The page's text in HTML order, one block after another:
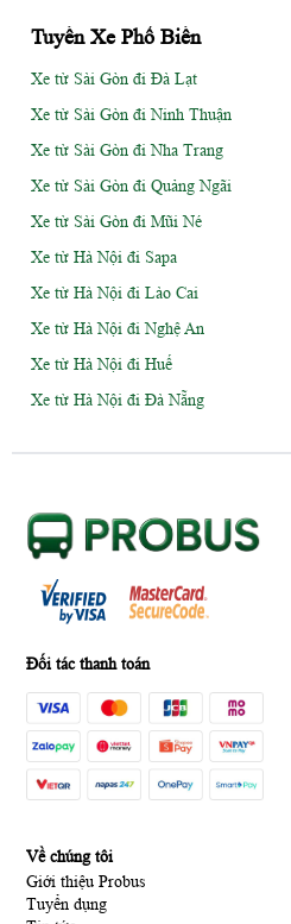
Tuyến Xe Phổ Biến
Xe từ Sài Gòn đi Đà Lạt
Xe từ Sài Gòn đi Ninh Thuận
Xe từ Sài Gòn đi Nha Trang
Xe từ Sài Gòn đi Quảng Ngãi
Xe từ Sài Gòn đi Mũi Né
Xe từ Hà Nội đi Sapa
Xe từ Hà Nội đi Lào Cai
Xe từ Hà Nội đi Nghệ An
Xe từ Hà Nội đi Huế
Xe từ Hà Nội đi Đà Nẵng
Đối tác thanh toán
Về chúng tôi
Giới thiệu Probus
Tuyển dụng